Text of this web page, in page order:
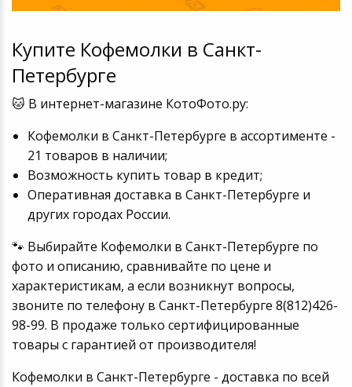
Купите Кофемолки в Санкт-
Петербурге
🐱 В интернет-магазине КотоФото.ру:
Кофемолки в Санкт-Петербурге в ассортименте -
21 товаров в наличии;
Возможность купить товар в кредит;
Оперативная доставка в Санкт-Петербурге и
других городах России.
🐾 Выбирайте Кофемолки в Санкт-Петербурге по
фото и описанию, сравнивайте по цене и
характеристикам, а если возникнут вопросы,
звоните по телефону в Санкт-Петербурге 8(812)426-
98-99. В продаже только сертифицированные
товары с гарантией от производителя!
Кофемолки в Санкт-Петербурге - доставка по всей